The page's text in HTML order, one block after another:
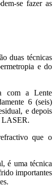
se fazer as
duas técnicas
e do
com a Lente
6 (seis)
e depois
LASER.
que o
é uma técnica
importantes